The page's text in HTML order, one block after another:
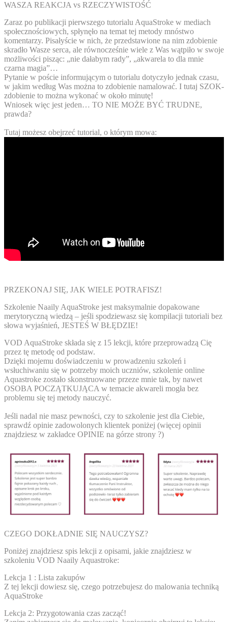
WASZA REAKCJA vs RZECZYWISTOŚĆ
Zaraz po publikacji pierwszego tutorialu AquaStroke w mediach
społecznościowych, spłynęło na temat tej metody mnóstwo
komentarzy. Pisałyście w nich, że przedstawione na nim zdobienie
skradło Wasze serca, ale równocześnie wiele z Was wątpiło w swoje
możliwości pisząc: „nie dałabym rady”, „akwarela to dla mnie
czarna magia”…
Pytanie w poście informującym o tutorialu dotyczyło jednak czasu,
w jakim według Was można to zdobienie namalować. I tutaj SZOK-
zdobienie to można wykonać w około minutę!
Wniosek więc jest jeden… TO NIE MOŻE BYĆ TRUDNE,
prawda?
Tutaj możesz obejrzeć tutorial, o którym mowa:
PRZEKONAJ SIĘ, JAK WIELE POTRAFISZ!
Szkolenie Naaily AquaStroke jest maksymalnie dopakowane
merytoryczną wiedzą – jeśli spodziewasz się kompilacji tutoriali bez
słowa wyjaśnień, JESTEŚ W BŁĘDZIE!
VOD AquaStroke składa się z 15 lekcji, które przeprowadzą Cię
przez tę metodę od podstaw.
Dzięki mojemu doświadczeniu w prowadzeniu szkoleń i
wsłuchiwaniu się w potrzeby moich uczniów, szkolenie online
Aquastroke zostało skonstruowane przeze mnie tak, by nawet
OSOBA POCZĄTKUJĄCA w temacie akwareli mogła bez
problemu się tej metody nauczyć.
Jeśli nadal nie masz pewności, czy to szkolenie jest dla Ciebie,
sprawdź opinie zadowolonych klientek poniżej (więcej opinii
znajdziesz w zakładce OPINIE na górze strony ?)
CZEGO DOKŁADNIE SIĘ NAUCZYSZ?
Poniżej znajdziesz spis lekcji z opisami, jakie znajdziesz w
szkoleniu VOD Naaily Aquastroke:
Lekcja 1 : Lista zakupów
Z tej lekcji dowiesz się, czego potrzebujesz do malowania techniką
AquaStroke
Lekcja 2: Przygotowania czas zacząć!